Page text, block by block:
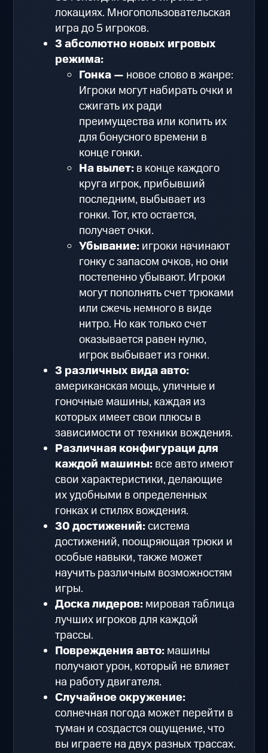
локациях. Многопользовательская
игра до 5 игроков.
3 абсолютно новых игровых
режима:
Гонка — новое слово в жанре:
Игроки могут набирать очки и
сжигать их ради
преимущества или копить их
для бонусного времени в
конце гонки.
На вылет:в конце каждого
круга игрок, прибывший
последним, выбывает из
гонки. Тот, кто остается,
получает очки.
Убывание:игроки начинают
гонку с запасом очков, но они
постепенно убывают. Игроки
могут пополнять счет трюками
или сжечь немного в виде
нитро. Но как только счет
оказывается равен нулю,
игрок выбывает из гонки.
3 различных вида авто:
американская мощь, уличные и
гоночные машины, каждая из
которых имеет свои плюсы в
зависимости от техники вождения.
Различная конфигураци для
каждой машины:все авто имеют
свои характеристики, делающие
их удобными в определенных
гонках и стилях вождения.
30 достижений:система
достижений, поощряющая трюки и
особые навыки, также может
научить различным возможностям
игры.
Доска лидеров:мировая таблица
лучших игроков для каждой
трассы.
Повреждения авто:машины
получают урон, который не влияет
на работу двигателя.
Случайное окружение:
солнечная погода может перейти в
туман и создастся ощущение, что
вы играете на двух разных трассах.